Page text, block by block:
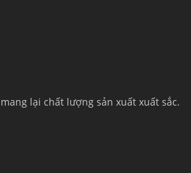
lại chất lượng sản xuất xuất sắc.